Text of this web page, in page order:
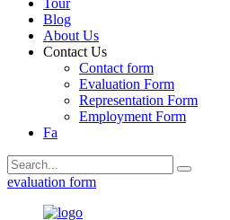
Tour
Blog
About Us
Contact Us
Contact form
Evaluation Form
Representation Form
Employment Form
Fa
evaluation form